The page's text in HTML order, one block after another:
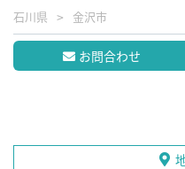
石川県 金沢市
お問合わせ